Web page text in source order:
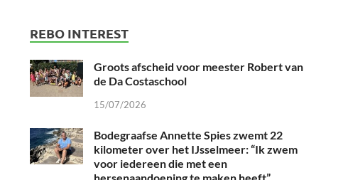
REBO INTEREST
Groots afscheid voor meester Robert van
de Da Costaschool
15/07/2026
Bodegraafse Annette Spies zwemt 22
kilometer over het IJsselmeer: “Ik zwem
voor iedereen die met een